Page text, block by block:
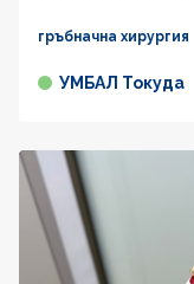
гръбначна хирургия
УМБАЛ Токуда